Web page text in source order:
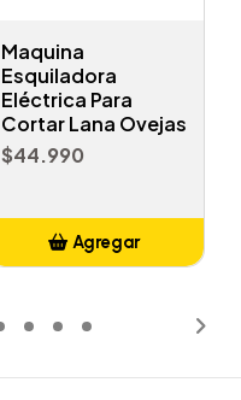
Maquina
Esquiladora
Eléctrica Para
Cortar Lana Ovejas
$44.990
Agregar